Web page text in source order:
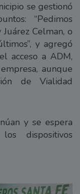
se gestionó
“Pedimos
Celman, o
y agregó
acceso a ADM,
aunque
de Vialidad
y se espera
dispositivos